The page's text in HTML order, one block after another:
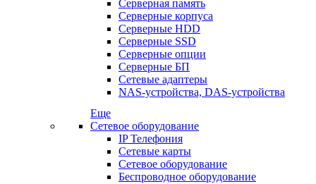
Серверная память
Серверные корпуса
Серверные HDD
Серверные SSD
Серверные опции
Серверные БП
Сетевые адаптеры
NAS-устройства, DAS-устройства
Еще
Сетевое оборудование
IP Телефония
Сетевые карты
Сетевое оборудование
Беспроводное оборудование